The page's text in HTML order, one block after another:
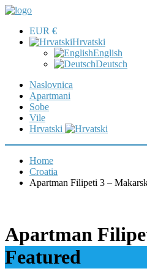
EUR €
Hrvatski
English
Deutsch
Naslovnica
Apartmani
Sobe
Vile
Hrvatski
Home
Croatia
Apartman Filipeti 3 –
Apartman
Featured